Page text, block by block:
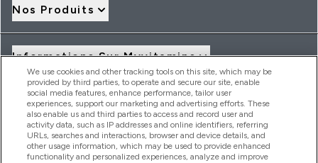
Nos Produits
Informations Sur Myvitamins
Offres Et Réductions
2026 THG Nutrition Limited (FRN: 1022962), trading as
We use cookies and other tracking tools on this site, which may be
provided by third parties, to operate and secure our site, enable
social media features, enhance performance, tailor user
experiences, support our marketing and advertising efforts. These
also enable us and third parties to access and record user and
activity data, such as IP addresses and online identifiers, referring
URLs, searches and interactions, browser and device details, and
other usage information, which may be used to provide enhanced
functionality and personalized experiences, analyze and improve